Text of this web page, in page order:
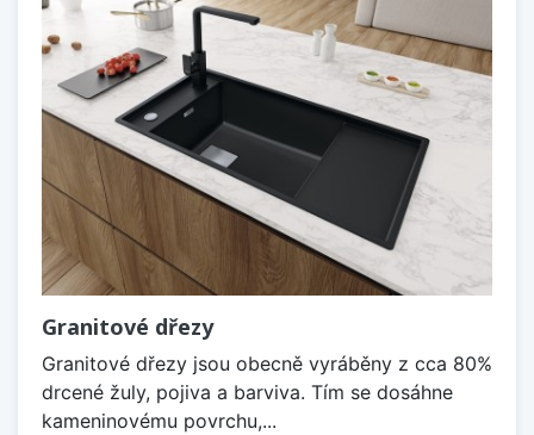
Granitové dřezy
Granitové dřezy jsou obecně vyráběny z cca 80%
drcené žuly, pojiva a barviva. Tím se dosáhne
kameninovému povrchu,...